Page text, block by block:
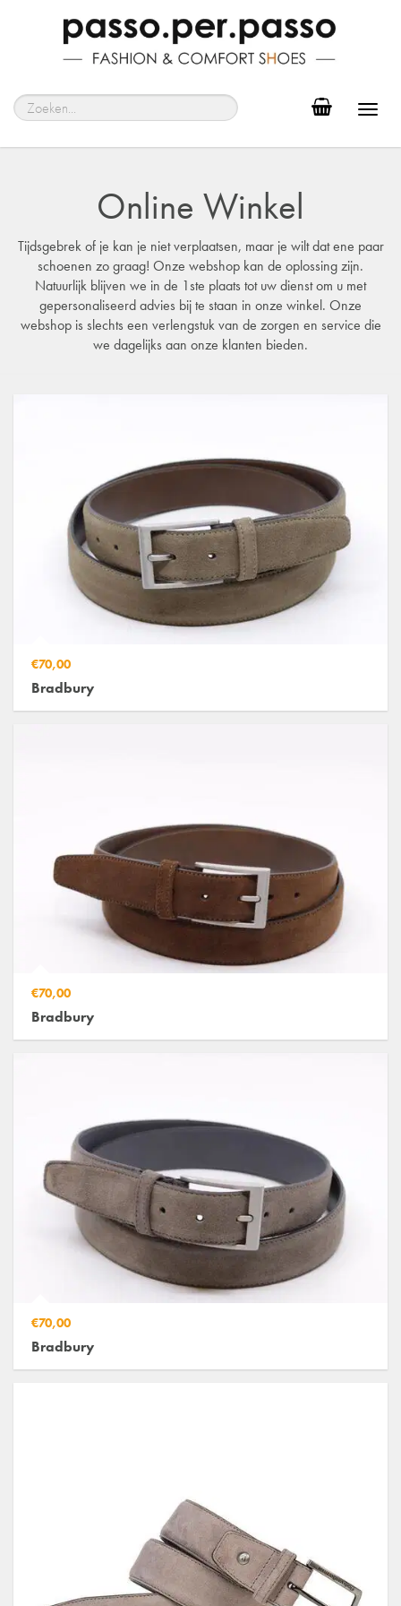
Online Winkel
Tijdsgebrek of je kan je niet verplaatsen, maar je wilt dat ene paar
schoenen zo graag! Onze webshop kan de oplossing zijn.
Natuurlijk blijven we in de 1ste plaats tot uw dienst om u met
gepersonaliseerd advies bij te staan in onze winkel. Onze
webshop is slechts een verlengstuk van de zorgen en service die
we dagelijks aan onze klanten bieden.
€70,00
Bradbury
€70,00
Bradbury
€70,00
Bradbury